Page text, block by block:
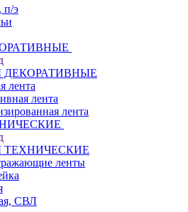
п/э
ДЕКОРАТИВНЫЕ
лента
лента
лента
ТЕХНИЧЕСКИЕ
ленты
СВЛ